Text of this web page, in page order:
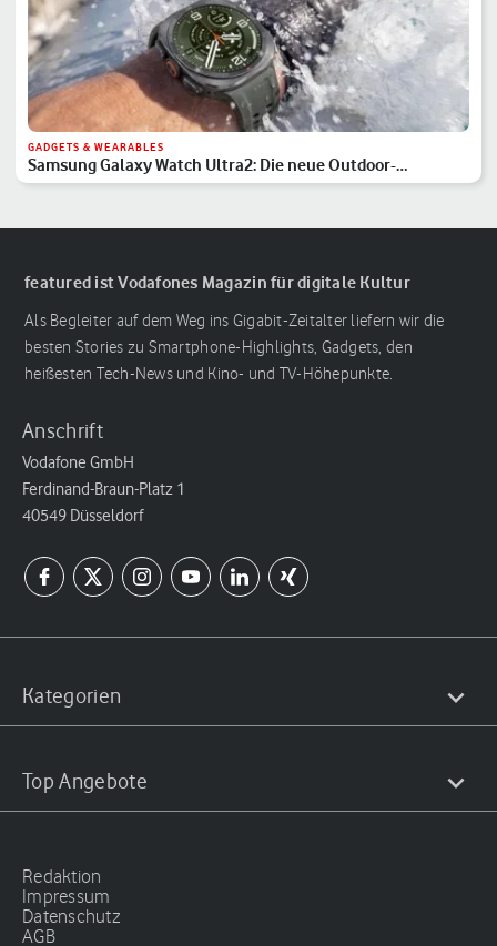
GADGETS & WEARABLES
Samsung Galaxy Watch Ultra2: Die neue Outdoor-
Sensation?
featured ist Vodafones Magazin für digitale Kultur
Als Begleiter auf dem Weg ins Gigabit-Zeitalter liefern wir die
besten Stories zu Smartphone-Highlights, Gadgets, den
heißesten Tech-News und Kino- und TV-Höhepunkte.
Anschrift
Vodafone GmbH
Ferdinand-Braun-Platz 1
40549 Düsseldorf
Kategorien
Top Angebote
Redaktion
Impressum
Datenschutz
AGB